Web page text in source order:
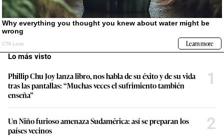
Lo más visto
Phillip Chu Joy lanza libro, nos habla de su éxito y de su vida
tras las pantallas: “Muchas veces el sufrimiento también
enseña”
1
Un Niño furioso amenaza Sudamérica: así se preparan los
países vecinos
2